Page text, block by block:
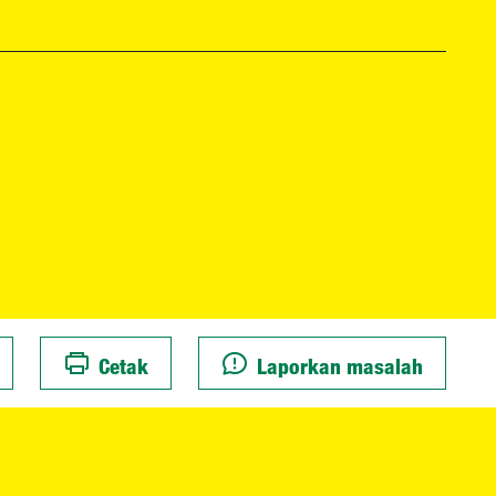
Cetak Laporkan masalah